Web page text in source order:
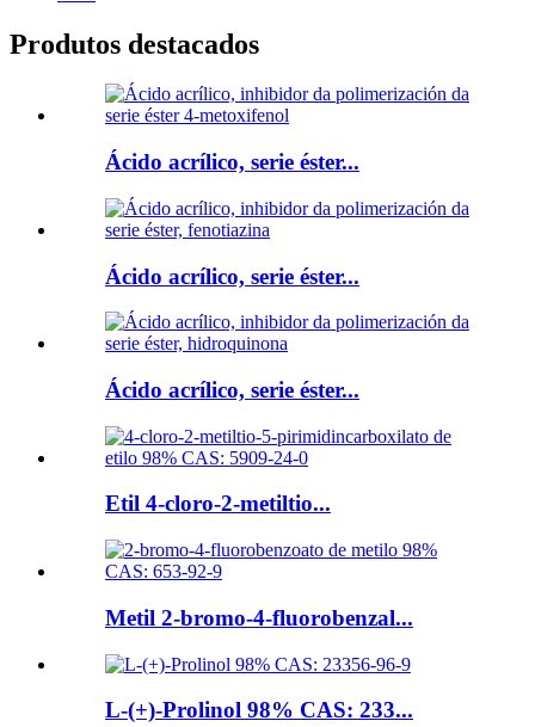
Produtos destacados
Ácido acrílico, serie éster...
Ácido acrílico, serie éster...
Ácido acrílico, serie éster...
Etil 4-cloro-2-metiltio...
Metil 2-bromo-4-fluorobenzal...
L-(+)-Prolinol 98% CAS: 233...